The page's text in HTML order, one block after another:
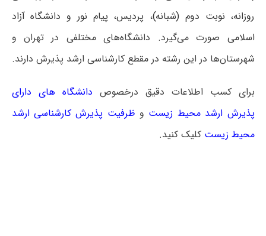
روزانه، نوبت دوم (شبانه)، پردیس، پیام نور و دانشگاه آزاد
اسلامی صورت می‌گیرد. دانشگاه‌های مختلفی در تهران و
شهرستان‌ها در این رشته در مقطع کارشناسی ارشد پذیرش دارند.
برای کسب اطلاعات دقیق درخصوص دانشگاه های دارای
پذیرش ارشد محیط زیست و ظرفیت پذیرش کارشناسی ارشد
محیط زیست کلیک کنید.